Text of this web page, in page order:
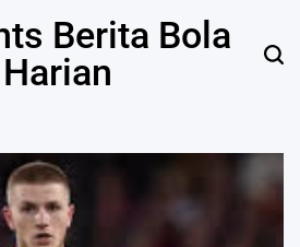
Berita Bola
Harian